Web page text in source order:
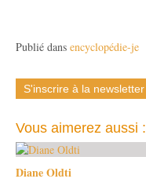
Publié dans encyclopédie-je
S'inscrire à la newsletter
Vous aimerez aussi :
Diane Oldti